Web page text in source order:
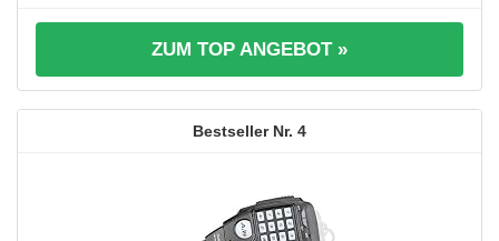
ZUM TOP ANGEBOT »
4